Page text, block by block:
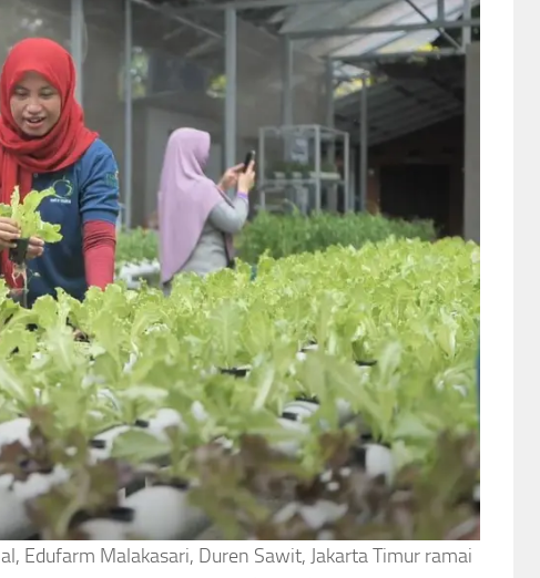
Edufarm Malakasari, Duren Sawit, Jakarta Timur ramai